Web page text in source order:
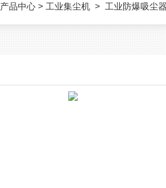
产品中心 > 工业集尘机 > 工业防爆吸尘器